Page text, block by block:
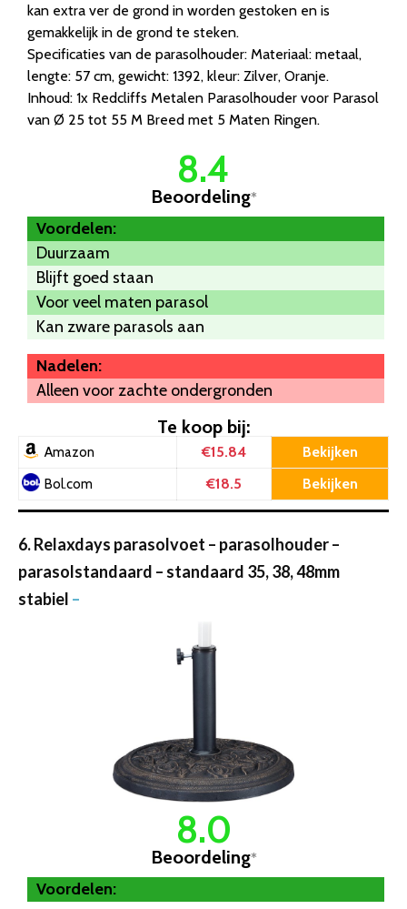
kan extra ver de grond in worden gestoken en is
gemakkelijk in de grond te steken.
Specificaties van de parasolhouder: Materiaal: metaal,
lengte: 57 cm, gewicht: 1392, kleur: Zilver, Oranje.
Inhoud: 1x Redcliffs Metalen Parasolhouder voor Parasol
van Ø 25 tot 55 M Breed met 5 Maten Ringen.
8.4
Beoordeling*
Voordelen:
Duurzaam
Blijft goed staan
Voor veel maten parasol
Kan zware parasols aan
Nadelen:
Alleen voor zachte ondergronden
Te koop bij:
Amazon €15.84 Bekijken
Bol.com €18.5 Bekijken
6. Relaxdays parasolvoet – parasolhouder –
parasolstandaard – standaard 35, 38, 48mm
stabiel –
8.0
Beoordeling*
Voordelen: